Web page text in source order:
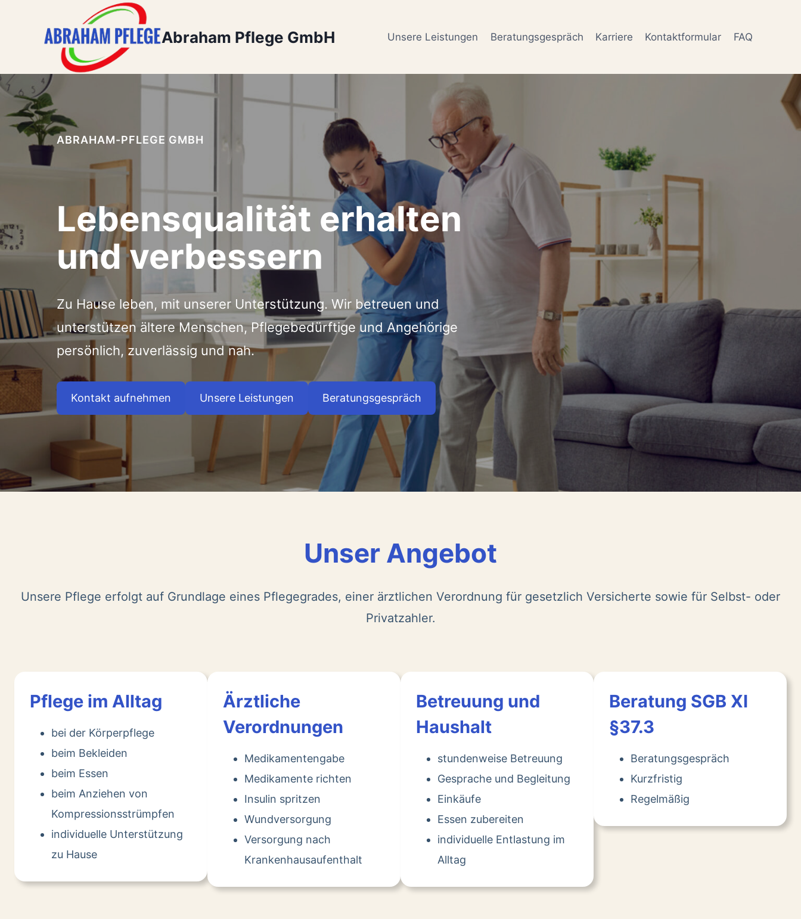
Abraham Pflege GmbH Unsere Leistungen Beratungsgespräch Karriere Kontaktformular FAQ
ABRAHAM-PFLEGE GMBH
Lebensqualität erhalten
und verbessern
Zu Hause leben, mit unserer Unterstützung. Wir betreuen und
unterstützen ältere Menschen, Pflegebedürftige und Angehörige
persönlich, zuverlässig und nah.
Kontakt aufnehmen Unsere Leistungen Beratungsgespräch
Unser Angebot
Unsere Pflege erfolgt auf Grundlage eines Pflegegrades, einer ärztlichen Verordnung für gesetzlich Versicherte sowie für Selbst- oder
Privatzahler.
Pflege im Alltag
bei der Körperpflege
beim Bekleiden
beim Essen
beim Anziehen von
Kompressionsstrümpfen
individuelle Unterstützung
zu Hause
Ärztliche
Verordnungen
Medikamentengabe
Medikamente richten
Insulin spritzen
Wundversorgung
Versorgung nach
Krankenhausaufenthalt
Betreuung und
Haushalt
stundenweise Betreuung
Gesprache und Begleitung
Einkäufe
Essen zubereiten
individuelle Entlastung im
Alltag
Beratung SGB XI
§37.3
Beratungsgespräch
Kurzfristig
Regelmäßig